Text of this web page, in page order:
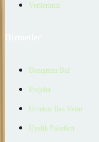
Verilerimiz
Danışman Bul
Projeler
Ücretsiz İlan Verin
Üyelik Paketleri